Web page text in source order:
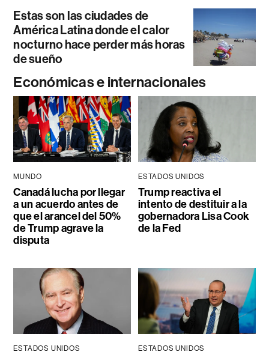
Estas son las ciudades de
América Latina donde el calor
nocturno hace perder más horas
de sueño
Económicas e internacionales
MUNDO
Canadá lucha por llegar
a un acuerdo antes de
que el arancel del 50%
de Trump agrave la
disputa
ESTADOS UNIDOS
Trump reactiva el
intento de destituir a la
gobernadora Lisa Cook
de la Fed
ESTADOS UNIDOS ESTADOS UNIDOS